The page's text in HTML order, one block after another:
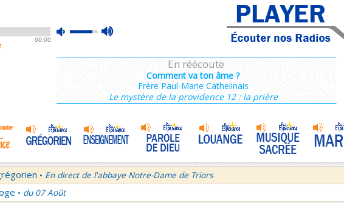
mute
max
00:00
En réécoute
Comment va ton âme ?
Frère Paul-Marie Cathelinais
Le mystère de la providence 12 : la prière
la foi • Lettres de Saint François de Sales 37/106
Jésus
18e semaine du Temps Ordinaire 6/7 - Vendredi + Saint Sixte II
En direct avec le Père Denis Mertz
Lettre aux Galates
don de Dieu La Transfiguration
• Paul et le Judaïsme 05
La théologie afirmative et la théologie négative d'après Denys L'Aéropagite
• En direct de l'abbaye Notre-Dame de Triors
• du 07 Août